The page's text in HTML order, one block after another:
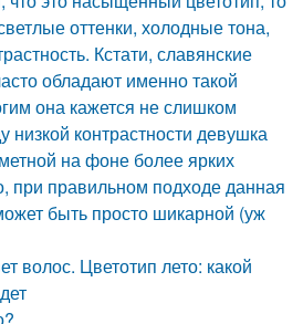
оттенки, холодные тона,
Кстати, славянские
обладают именно такой
она кажется не слишком
низкой контрастности девушка
на фоне более ярких
при правильном подходе данная
быть просто шикарной (уж
волос. Цветотип лето: какой